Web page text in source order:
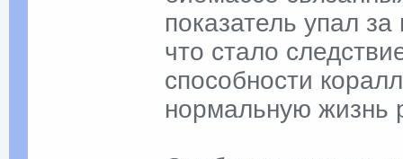
показатель упал
что стало
способности
нормальную жизнь